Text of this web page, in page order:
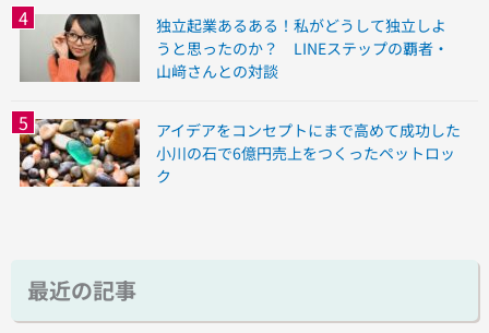
独立起業あるある！私がどうして独立しよ
うと思ったのか？ LINEステップの覇者・
山﨑さんとの対談
アイデアをコンセプトにまで高めて成功した
小川の石で6億円売上をつくったペットロッ
ク
最近の記事